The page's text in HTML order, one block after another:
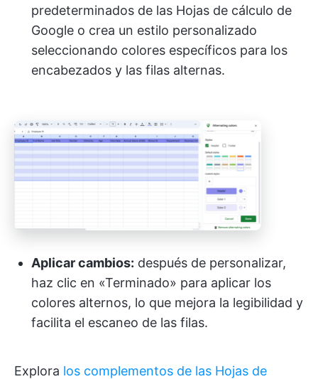
predeterminados de las Hojas de cálculo de
Google o crea un estilo personalizado
seleccionando colores específicos para los
encabezados y las filas alternas.
Aplicar cambios: después de personalizar,
haz clic en «Terminado» para aplicar los
colores alternos, lo que mejora la legibilidad y
facilita el escaneo de las filas.
Explora los complementos de las Hojas de